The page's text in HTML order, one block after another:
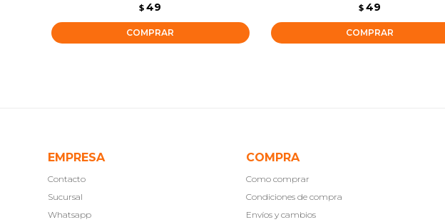
$ 49 $ 49
EMPRESA
Contacto
Sucursal
Whatsapp
COMPRA
Como comprar
Condiciones de compra
Envíos y cambios